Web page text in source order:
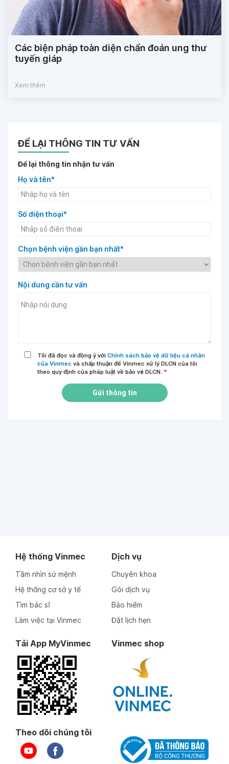
Các biện pháp toàn diện chẩn đoán ung thư
tuyến giáp
Xem thêm
ĐỂ LẠI THÔNG TIN TƯ VẤN
Để lại thông tin nhận tư vấn
Họ và tên*
Số điện thoại*
Chọn bệnh viện gần bạn nhất*
Nội dung cần tư vấn
Tôi đã đọc và đồng ý với Chính sách bảo vệ dữ liệu cá nhân
của Vinmec và chấp thuận để Vinmec xử lý DLCN của tôi
theo quy định của pháp luật về bảo vệ DLCN. *
Gửi thông tin
Hệ thống Vinmec
Tầm nhìn sứ mệnh
Hệ thống cơ sở y tế
Tìm bác sĩ
Làm việc tại Vinmec
Dịch vụ
Chuyên khoa
Gói dịch vụ
Bảo hiểm
Đặt lịch hẹn
Tải App MyVinmec Vinmec shop
Theo dõi chúng tôi